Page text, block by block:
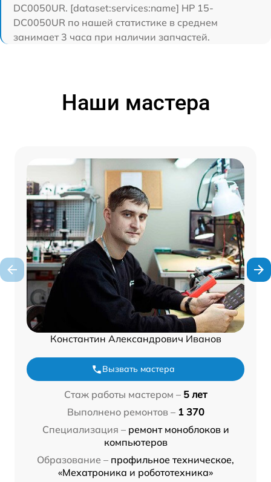
DC0050UR. [dataset:services:name] HP 15-
DC0050UR по нашей статистике в среднем
занимает 3 часа при наличии запчастей.
Наши мастера
Константин Александрович Иванов
Вызвать мастера
Стаж работы мастером – 5 лет
Выполнено ремонтов – 1 370
Специализация – ремонт моноблоков и
компьютеров
Образование – профильное техническое,
«Мехатроника и робототехника»